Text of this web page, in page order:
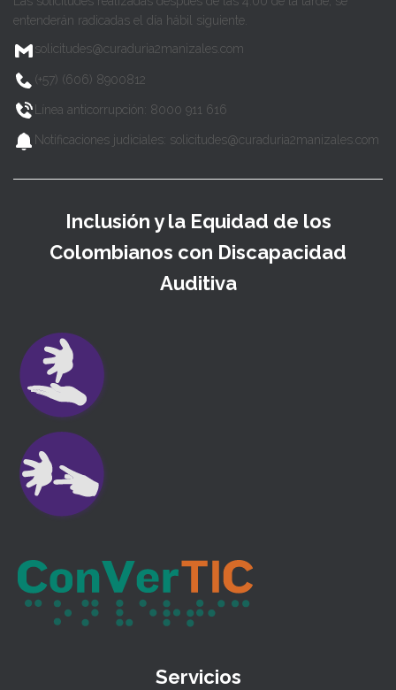
entenderán radicadas el día hábil siguiente.
solicitudes@curaduria2manizales.com
(+57) (606) 8900812
Línea anticorrupción: 8000 911 616
Notificaciones judiciales: solicitudes@curaduria2manizales.com
Inclusión y la Equidad de los
Colombianos con Discapacidad
Auditiva
Servicios